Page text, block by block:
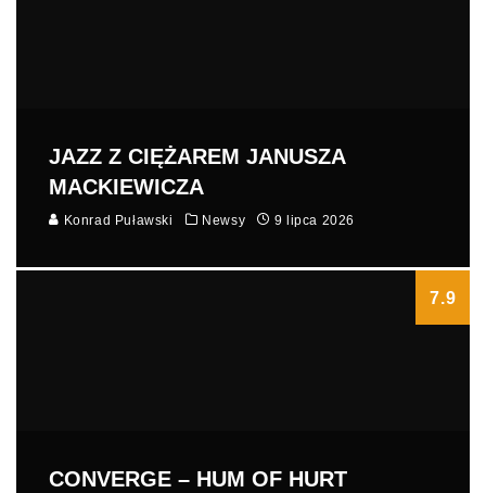
JAZZ Z CIĘŻAREM JANUSZA
MACKIEWICZA
Konrad Puławski Newsy 9 lipca 2026
7.9
CONVERGE – HUM OF HURT